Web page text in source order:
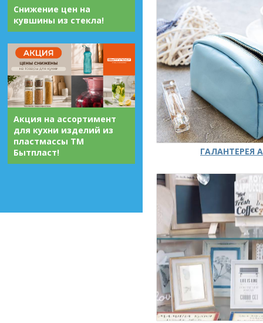
Снижение цен на
кувшины из стекла!
Акция на ассортимент
для кухни изделий из
пластмассы ТМ
Бытпласт!
ГАЛАНТЕРЕЯ